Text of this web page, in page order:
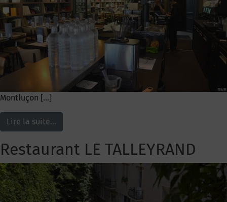
Montluçon […]
Lire la suite…
Restaurant LE TALLEYRAND